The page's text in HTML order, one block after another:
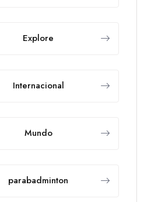
Explore
Internacional
Mundo
parabadminton